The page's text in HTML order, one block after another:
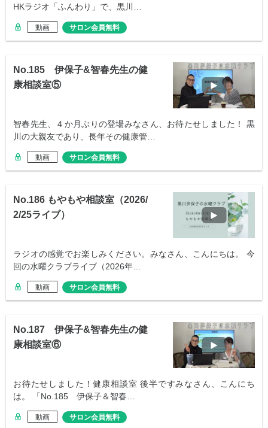
HKラジオ「ふんわり」で、黒川…
動画 サロン会員無料
No.185 伊保子&智春先生の健
康相談室⑤
智春先生、４か月ぶりの登場みなさん、お待たせしました！ 黒
川の大親友であり、長年その健康管…
動画 サロン会員無料
No.186 もやもや相談室（2026/
2/25ライブ）
ラジオの感覚でお楽しみください。みなさん、こんにちは。 今
回の水曜クラブライブ（2026年…
動画 サロン会員無料
No.187 伊保子&智春先生の健
康相談室⑥
お待たせしました！健康相談室 後半ですみなさん、こんにち
は。 「No.185 伊保子＆智春…
動画 サロン会員無料